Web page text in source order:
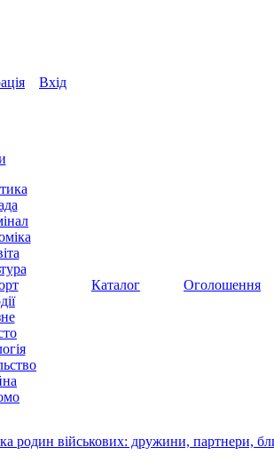
Вхід
Каталог Оголошення
родин військових: дружини, партнери,